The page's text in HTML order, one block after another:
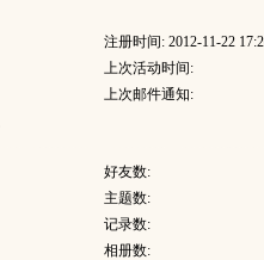
注册时间: 2012-11-22
上次活动时间:
上次邮件通知:
好友数:
主题数:
记录数:
相册数: